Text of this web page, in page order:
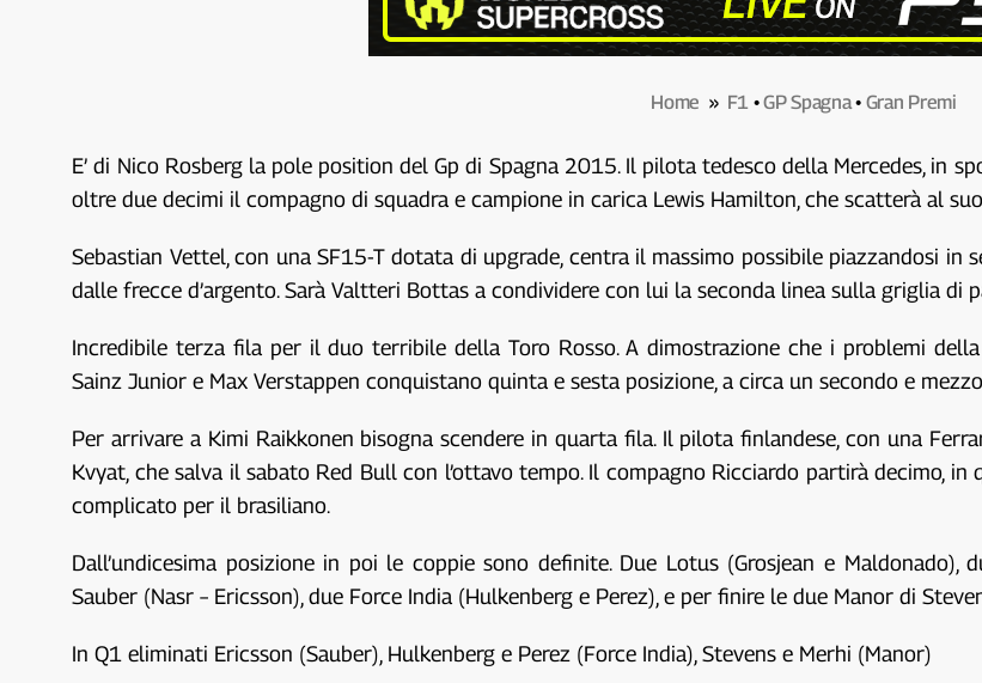
Home » F1 •GP Spagna• Gran Premi
E’ di Nico Rosberg la pole position del Gp di Spagna 2015. Il pilota tedesco della Mercedes, in
oltre due decimi il compagno di squadra e campione in carica Lewis Hamilton, che scatterà al
Sebastian Vettel, con una SF15-T dotata di upgrade, centra il massimo possibile piazzandosi
dalle frecce d’argento. Sarà Valtteri Bottas a condividere con lui la seconda linea sulla griglia di
Incredibile terza fila per il duo terribile della Toro Rosso. A dimostrazione che i problemi
Sainz Junior e Max Verstappen conquistano quinta e sesta posizione, a circa un secondo e
Per arrivare a Kimi Raikkonen bisogna scendere in quarta fila. Il pilota finlandese, con una
Kvyat, che salva il sabato Red Bull con l’ottavo tempo. Il compagno Ricciardo partirà decimo, in
complicato per il brasiliano.
Dall’undicesima posizione in poi le coppie sono definite. Due Lotus (Grosjean e
Sauber (Nasr – Ericsson), due Force India (Hulkenberg e Perez), e per finire le due Manor di
In Q1 eliminati Ericsson (Sauber), Hulkenberg e Perez (Force India), Stevens e Merhi (Manor)